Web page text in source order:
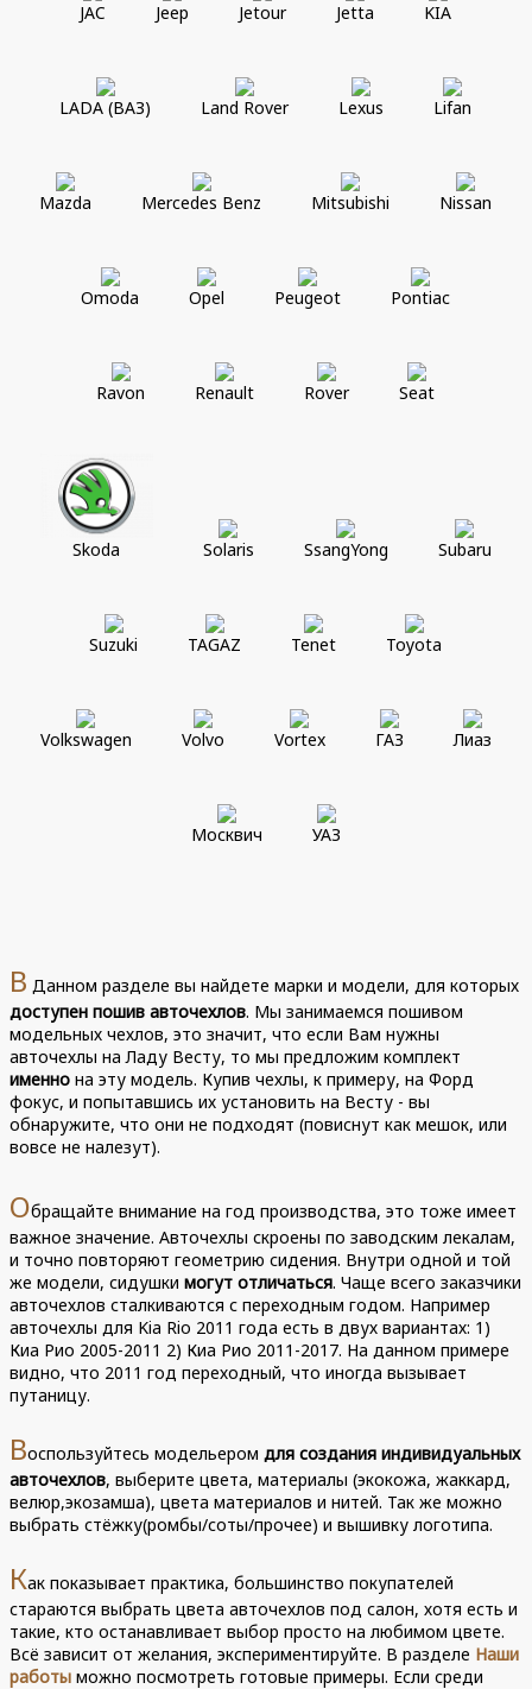
JAC Jeep Jetour Jetta KIA
LADA (ВАЗ) Land Rover Lexus Lifan
Mazda Mercedes Benz Mitsubishi Nissan
Omoda Opel Peugeot Pontiac
Ravon Renault Rover Seat
Skoda Solaris SsangYong Subaru
Suzuki TAGAZ Tenet Toyota
Volkswagen Volvo Vortex ГАЗ Лиаз
Москвич УАЗ
В Данном разделе вы найдете марки и модели, для которых
доступен пошив авточехлов. Мы занимаемся пошивом
модельных чехлов, это значит, что если Вам нужны
авточехлы на Ладу Весту, то мы предложим комплект
именно на эту модель. Купив чехлы, к примеру, на Форд
фокус, и попытавшись их установить на Весту - вы
обнаружите, что они не подходят (повиснут как мешок, или
вовсе не налезут).
Обращайте внимание на год производства, это тоже имеет
важное значение. Авточехлы скроены по заводским лекалам,
и точно повторяют геометрию сидения. Внутри одной и той
же модели, сидушкимогут отличаться. Чаще всего заказчики
авточехлов сталкиваются с переходным годом. Например
авточехлы для Kia Rio 2011 года есть в двух вариантах: 1)
Киа Рио 2005-2011 2) Киа Рио 2011-2017. На данном примере
видно, что 2011 год переходный, что иногда вызывает
путаницу.
Воспользуйтесь модельеромдля создания индивидуальных
авточехлов, выберите цвета, материалы (экокожа, жаккард,
велюр,экозамша), цвета материалов и нитей. Так же можно
выбрать стёжку(ромбы/соты/прочее) и вышивку логотипа.
Как показывает практика, большинство покупателей
стараются выбрать цвета авточехлов под салон, хотя есть и
такие, кто останавливает выбор просто на любимом цвете.
Всё зависит от желания, экспериментируйте. В разделе Наши
работы можно посмотреть готовые примеры. Если среди